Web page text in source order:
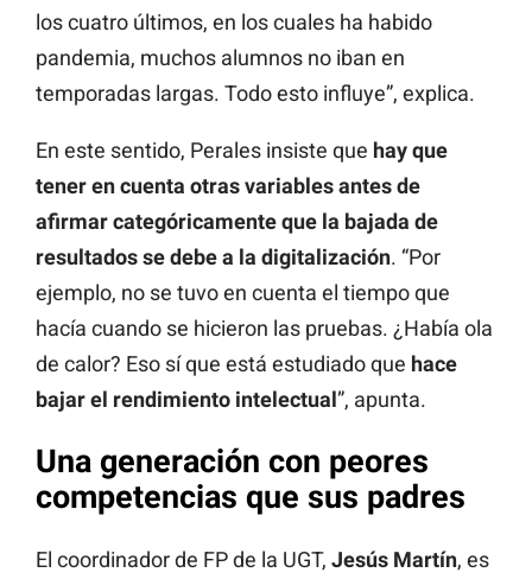
los cuatro últimos, en los cuales ha habido
pandemia, muchos alumnos no iban en
temporadas largas. Todo esto influye”, explica.
En este sentido, Perales insiste que hay que
tener en cuenta otras variables antes de
afirmar categóricamente que la bajada de
resultados se debe a la digitalización. “Por
ejemplo, no se tuvo en cuenta el tiempo que
hacía cuando se hicieron las pruebas. ¿Había ola
de calor? Eso sí que está estudiado que hace
bajar el rendimiento intelectual”, apunta.
Una generación con peores
competencias que sus padres
El coordinador de FP de la UGT, Jesús Martín, es